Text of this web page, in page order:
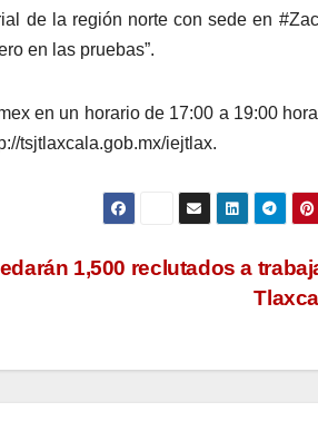
de la región norte con sede en
en las pruebas”.
en un horario de 17:00 a 19:00
tsjtlaxcala.gob.mx/iejtlax.
1,500 reclutados a